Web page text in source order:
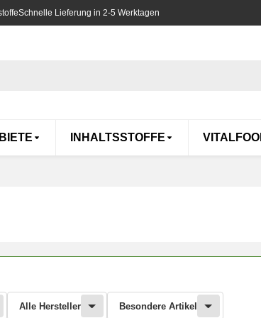
Schnelle Lieferung in 2-5 Werktagen
INHALTSSTOFFE
Alle Hersteller Besondere Artikel